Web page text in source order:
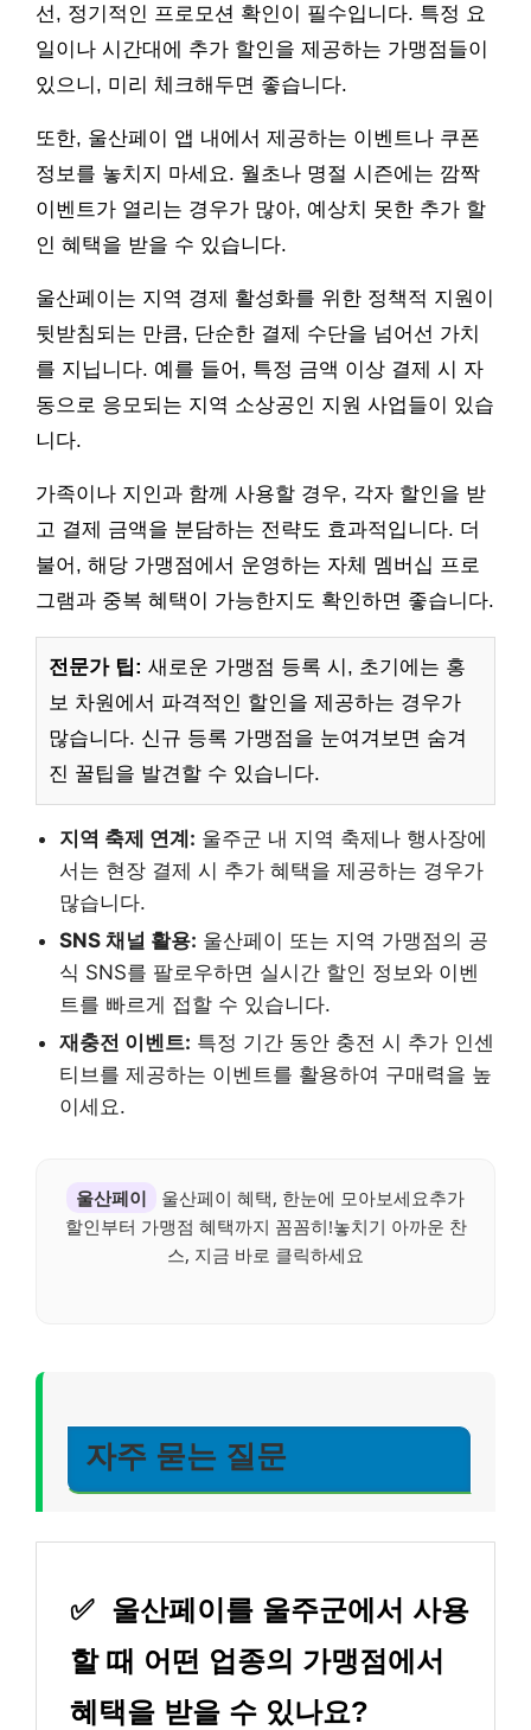
선, 정기적인 프로모션 확인이 필수입니다. 특정 요
일이나 시간대에 추가 할인을 제공하는 가맹점들이
있으니, 미리 체크해두면 좋습니다.
또한, 울산페이 앱 내에서 제공하는 이벤트나 쿠폰
정보를 놓치지 마세요. 월초나 명절 시즌에는 깜짝
이벤트가 열리는 경우가 많아, 예상치 못한 추가 할
인 혜택을 받을 수 있습니다.
울산페이는 지역 경제 활성화를 위한 정책적 지원이
뒷받침되는 만큼, 단순한 결제 수단을 넘어선 가치
를 지닙니다. 예를 들어, 특정 금액 이상 결제 시 자
동으로 응모되는 지역 소상공인 지원 사업들이 있습
니다.
가족이나 지인과 함께 사용할 경우, 각자 할인을 받
고 결제 금액을 분담하는 전략도 효과적입니다. 더
불어, 해당 가맹점에서 운영하는 자체 멤버십 프로
그램과 중복 혜택이 가능한지도 확인하면 좋습니다.
전문가 팁: 새로운 가맹점 등록 시, 초기에는 홍
보 차원에서 파격적인 할인을 제공하는 경우가
많습니다. 신규 등록 가맹점을 눈여겨보면 숨겨
진 꿀팁을 발견할 수 있습니다.
지역 축제 연계: 울주군 내 지역 축제나 행사장에
서는 현장 결제 시 추가 혜택을 제공하는 경우가
많습니다.
SNS 채널 활용: 울산페이 또는 지역 가맹점의 공
식 SNS를 팔로우하면 실시간 할인 정보와 이벤
트를 빠르게 접할 수 있습니다.
재충전 이벤트: 특정 기간 동안 충전 시 추가 인센
티브를 제공하는 이벤트를 활용하여 구매력을 높
이세요.
울산페이
울산페이 혜택, 한눈에 모아보세요추가
할인부터 가맹점 혜택까지 꼼꼼히!놓치기 아까운 찬
스, 지금 바로 클릭하세요
자주 묻는 질문
✅ 울산페이를 울주군에서 사용
할 때 어떤 업종의 가맹점에서
혜택을 받을 수 있나요?